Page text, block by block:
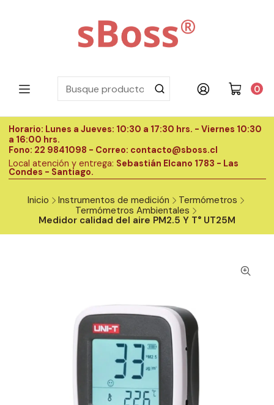
0
Horario: Lunes a Jueves: 10:30 a 17:30 hrs. - Viernes 10:30
a 16:00 hrs.
Fono: 22 9841098 - Correo: contacto@sboss.cl
Local atención y entrega: Sebastián Elcano 1783 - Las
Condes - Santiago.
Inicio Instrumentos de medición
Termómetros
Termómetros Ambientales
Medidor calidad del aire PM2.5 Y T° UT25M